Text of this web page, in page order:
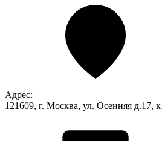
Адрес:
121609, г. Москва, ул. Осенняя д.17,